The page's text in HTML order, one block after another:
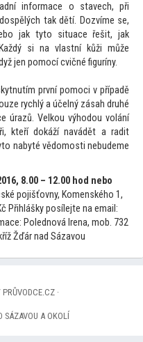
informace o stavech, při
tak dětí. Dozvíme se,
jak tyto situace řešit, jak
si na vlastní kůži může
jen pomocí cvičné figuríny.
první pomoci v případě
rychlý a účelný zásah druhé
úrazů. Velkou výhodou volání
kteří dokáží navádět a radit
to nabyté vědomosti nebudeme
8.00 – 12.00 hod nebo
pojišťovny, Komenského 1,
Přihlášky posílejte na email:
Polednová Irena, mob. 732
Žďár nad Sázavou
·
SÁZAVOU A OKOLÍ